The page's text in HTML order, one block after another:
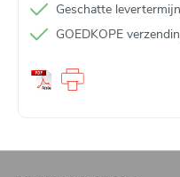
Geschatte
GOEDKOPE